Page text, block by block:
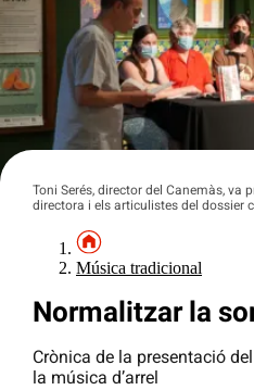
Toni Serés, director del Canemàs, va
directora i els articulistes del dossier
Música tradicional
Normalitzar la
Crònica de la presentació del
la música d’arrel